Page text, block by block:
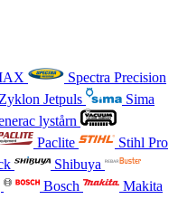
Spectra Precision
Zyklon Jetpuls
Sima
lystårn
Paclite
Stihl Pro
Shibuya
Bosch
Makita